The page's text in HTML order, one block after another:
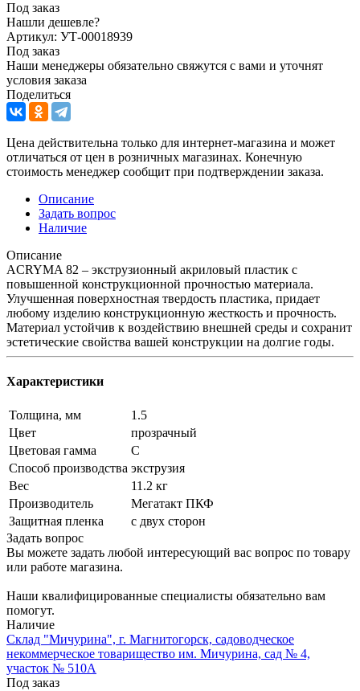
Под заказ
Нашли дешевле?
Артикул: УТ-00018939
Под заказ
Наши менеджеры обязательно свяжутся с вами и уточнят
условия заказа
Поделиться
Цена действительна только для интернет-магазина и может
отличаться от цен в розничных магазинах. Конечную
стоимость менеджер сообщит при подтверждении заказа.
Описание
Задать вопрос
Наличие
Описание
ACRYMA 82 – экструзионный акриловый пластик с
повышенной конструкционной прочностью материала.
Улучшенная поверхностная твердость пластика, придает
любому изделию конструкционную жесткость и прочность.
Материал устойчив к воздействию внешней среды и сохранит
эстетические свойства вашей конструкции на долгие годы.
Характеристики
Толщина, мм
1.5
Цвет
прозрачный
Цветовая гамма
C
Способ производства экструзия
Вес
11.2 кг
Производитель
Мегатакт ПКФ
Защитная пленка
с двух сторон
Задать вопрос
Вы можете задать любой интересующий вас вопрос по товару
или работе магазина.
Наши квалифицированные специалисты обязательно вам
помогут.
Наличие
Склад "Мичурина", г. Магнитогорск, садоводческое
некоммерческое товарищество им. Мичурина, сад № 4,
участок № 510А
Под заказ